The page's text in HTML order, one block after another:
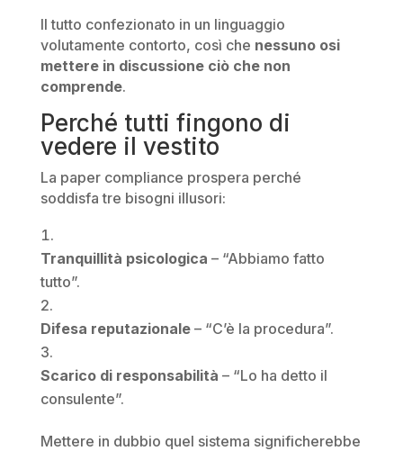
Il tutto confezionato in un linguaggio
volutamente contorto, così che nessuno osi
mettere in discussione ciò che non
comprende.
Perché tutti fingono di
vedere il vestito
La paper compliance prospera perché
soddisfa tre bisogni illusori:
Tranquillità psicologica – “Abbiamo fatto
tutto”.
Difesa reputazionale– “C’è la procedura”.
Scarico di responsabilità – “Lo ha detto il
consulente”.
Mettere in dubbio quel sistema significherebbe